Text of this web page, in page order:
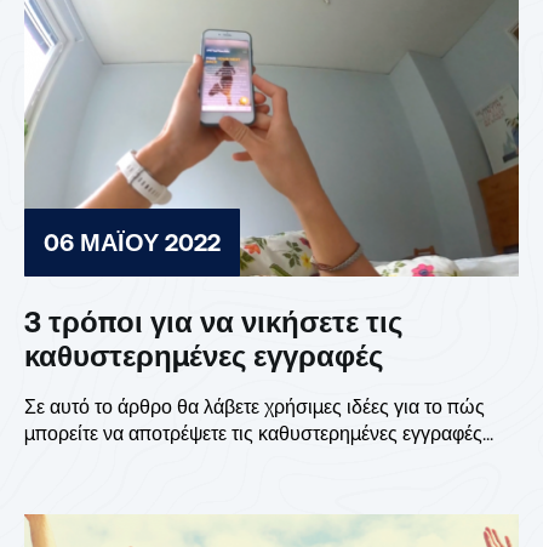
06 ΜΑΪ́ΟΥ 2022
3 τρόποι για να νικήσετε τις
καθυστερημένες εγγραφές
Σε αυτό το άρθρο θα λάβετε χρήσιμες ιδέες για το πώς
μπορείτε να αποτρέψετε τις καθυστερημένες εγγραφές...